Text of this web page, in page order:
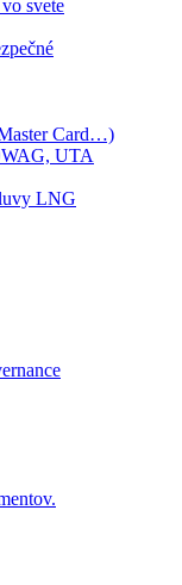
svete
Card…)
UTA
LNG